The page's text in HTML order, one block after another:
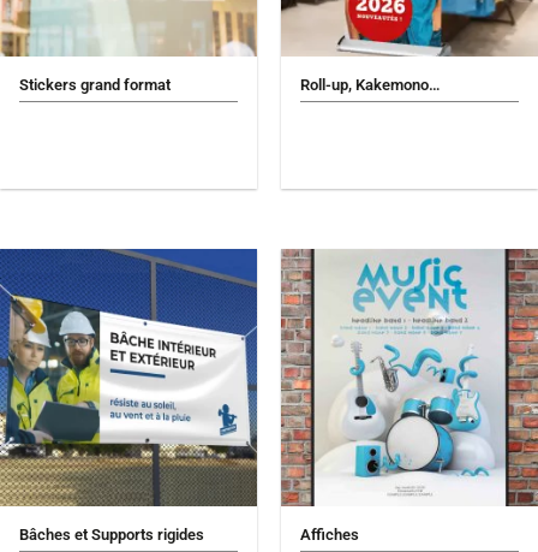
Stickers grand format Roll-up, Kakemono…
Bâches et Supports rigides Affiches